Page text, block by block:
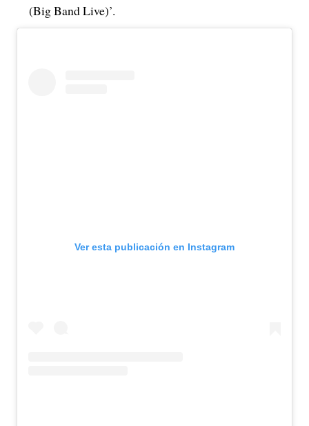
(Big Band Live)’.
Ver esta publicación en Instagram